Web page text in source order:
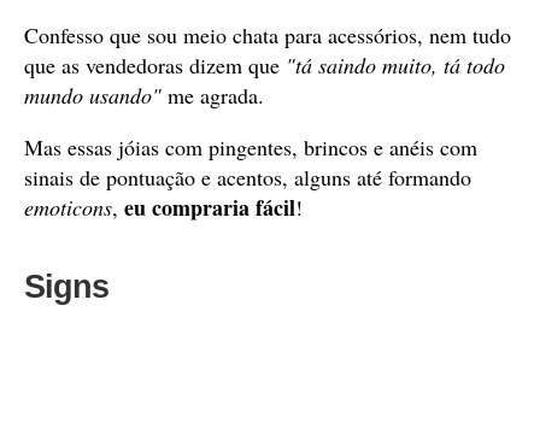
Confesso que sou meio chata para acessórios, nem tudo
que as vendedoras dizem que "tá saindo muito, tá todo
mundo usando" me agrada.
Mas essas jóias com pingentes, brincos e anéis com
sinais de pontuação e acentos, alguns até formando
emoticons, eu compraria fácil!
Signs